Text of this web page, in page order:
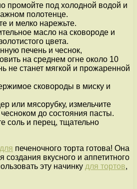
промойте под холодной водой и
полотенце.
и мелко нарежьте.
масло на сковороде и
цвета.
печень и чеснок,
на среднем огне около 10
не станет мягкой и прожаренной
сковороды в миску и
или мясорубку, измельчите
до состояния пасты.
соль и перец, тщательно
печеночного торта готова! Она
создания вкусного и аппетитного
эту начинку для тортов,